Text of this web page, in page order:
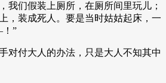
我们假装上厕所，在厕所间里玩儿；
，装成死人。要是当时姑姑起床，一
”
付大人的办法，只是大人不知其中